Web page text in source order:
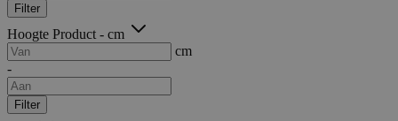
Filter
Hoogte Product - cm
cm
-
Filter